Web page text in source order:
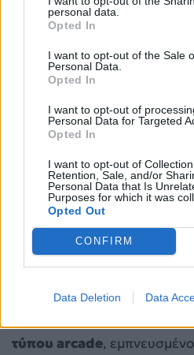
personal data.
Opted In
I want to opt-out of the Sale
Personal Data.
Opted In
I want to opt-out of
Personal Data for Targeted
Opted In
I want to opt-out of
Retention, Sale, and/or
Personal Data that Is
Purposes for which it was
Opted Out
CONFIRM
Data Deletion Data
ξεκίνησε τραγουδώντας
Κλείνοντας, τόνισε τον
διαγωνισμός απρόβλεπτος
στηρίζει το διαφορετικό και
ανθρώπου. Και αυτός είναι
πρώτη θέση».
Ψηφιακή εμπειρία και
κάλυψη
επίσης ότι η ελληνική
τύπου arcade,